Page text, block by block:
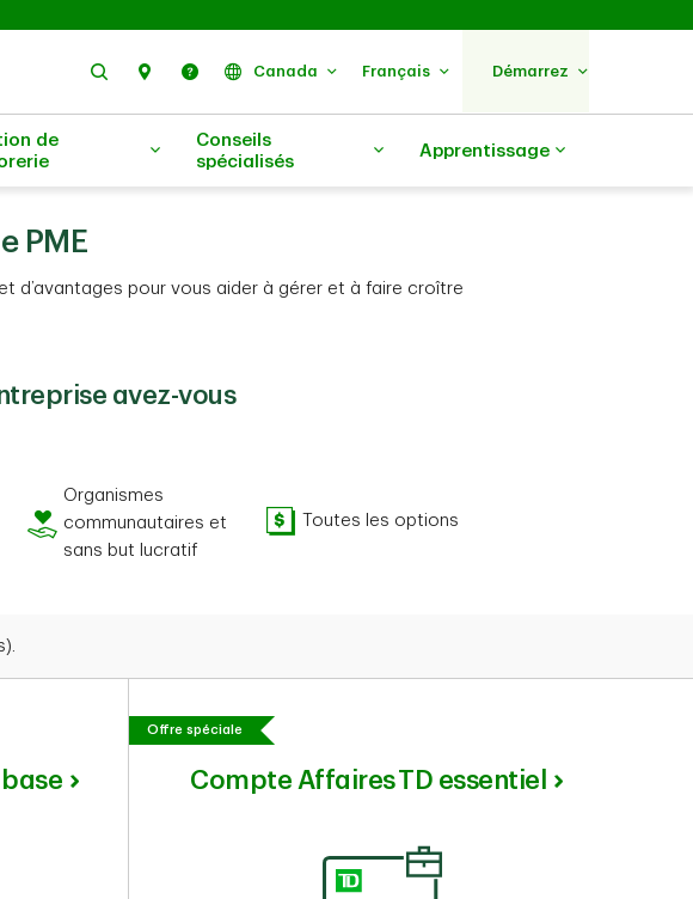
RechercherNous trouver
Aide Canada Français Démarrez
de
Conseils
spécialisés
Apprentissage
PME
d’avantages pour vous aider à gérer et à faire croître
avez-vous
Organismes communautaires et sans but lucratif
Organismes
communautaires et
sans but lucratif
Toutes les options
Toutes les options
Offre spéciale
Compte Affaires TD essentiel